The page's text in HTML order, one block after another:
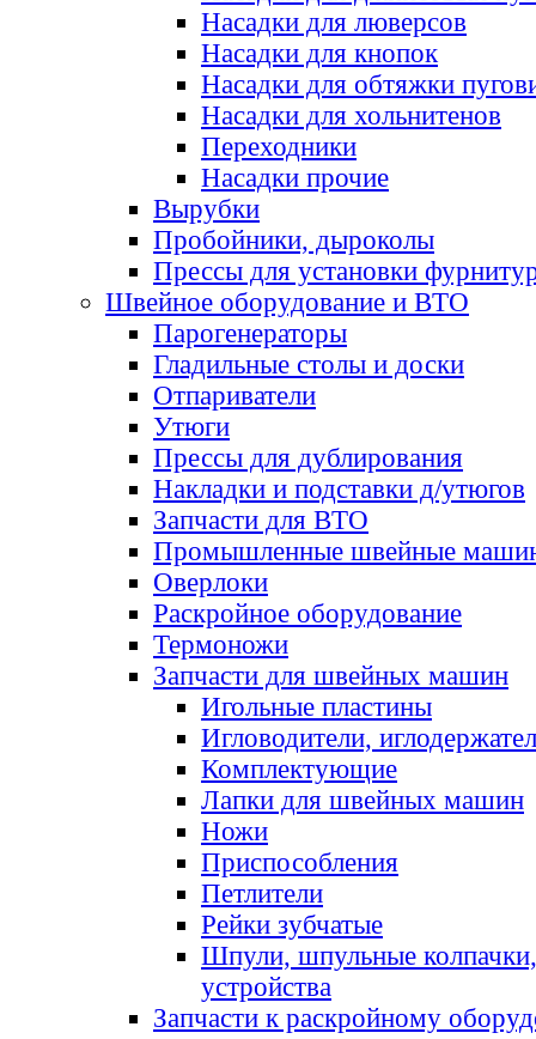
Насадки для люверсов
Насадки для кнопок
Насадки для обтяжки
Насадки для хольнитенов
Переходники
Насадки прочие
Вырубки
Пробойники, дыроколы
Прессы для установки
Швейное оборудование и ВТО
Парогенераторы
Гладильные столы и доски
Отпариватели
Утюги
Прессы для дублирования
Накладки и подставки д/утюгов
Запчасти для ВТО
Промышленные швейные
Оверлоки
Раскройное оборудование
Термоножи
Запчасти для швейных машин
Игольные пластины
Игловодители,
Комплектующие
Лапки для швейных машин
Ножи
Приспособления
Петлители
Рейки зубчатые
Шпули, шпульные
устройства
Запчасти к раскройному